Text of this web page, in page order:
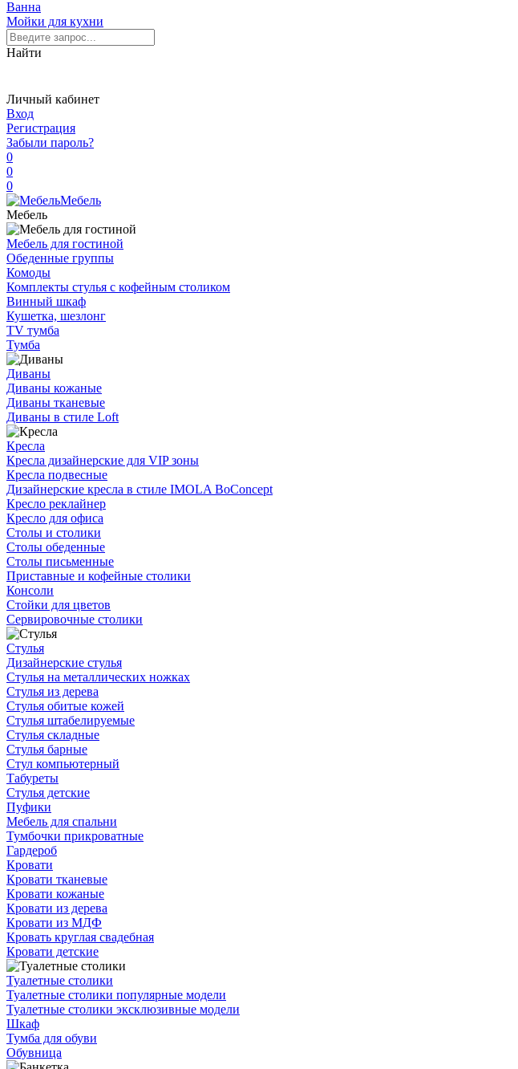
Ванна
Мойки для кухни
Найти
Личный кабинет
Вход
Регистрация
Забыли пароль?
0
0
0
Мебель
Мебель
Мебель для гостиной
Обеденные группы
Комоды
Комплекты стулья с кофейным столиком
Винный шкаф
Кушетка, шезлонг
TV тумба
Тумба
Диваны
Диваны кожаные
Диваны тканевые
Диваны в стиле Loft
Кресла
Кресла дизайнерские для VIP зоны
Кресла подвесные
Дизайнерские кресла в стиле IMOLA BoConcept
Кресло реклайнер
Кресло для офиса
Столы и столики
Столы обеденные
Столы письменные
Приставные и кофейные столики
Консоли
Стойки для цветов
Сервировочные столики
Стулья
Дизайнерские стулья
Стулья на металлических ножках
Стулья из дерева
Стулья обитые кожей
Стулья штабелируемые
Стулья складные
Стулья барные
Стул компьютерный
Табуреты
Стулья детские
Пуфики
Мебель для спальни
Тумбочки прикроватные
Гардероб
Кровати
Кровати тканевые
Кровати кожаные
Кровати из дерева
Кровати из МДФ
Кровать круглая свадебная
Кровати детские
Туалетные столики
Туалетные столики популярные модели
Туалетные столики эксклюзивные модели
Шкаф
Тумба для обуви
Обувница